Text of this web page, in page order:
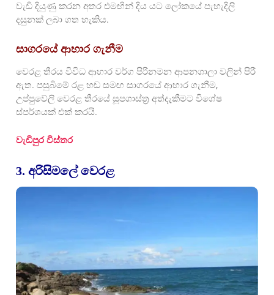
වැඩි දියුණු කරන අතර එමඟින් දිය යට ලෝකයේ පැහැදිලි
දසුනක් ලබා ගත හැකිය.
සාගරයේ ආහාර ගැනීම
වෙරළ තීරය විවිධ ආහාර වර්ග පිරිනමන ආපනශාලා වලින් පිරී
ඇත. පසුබිමේ රළ හඬ සමඟ සාගරයේ ආහාර ගැනීම,
උප්පුවේලි වෙරළ තීරයේ සූපශාස්ත්‍ර අත්දැකීමට විශේෂ
ස්පර්ශයක් එක් කරයි.
වැඩිපුර විස්තර
3. අරිසිමලේ වෙරළ